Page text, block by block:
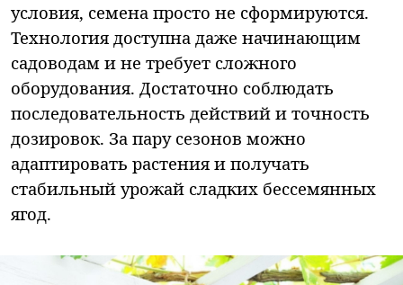
условия, семена просто не сформируются.
Технология доступна даже начинающим
садоводам и не требует сложного
оборудования. Достаточно соблюдать
последовательность действий и точность
дозировок. За пару сезонов можно
адаптировать растения и получать
стабильный урожай сладких бессемянных
ягод.